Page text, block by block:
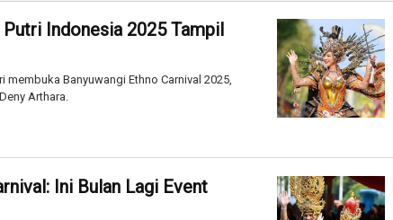
Indonesia 2025 Tampil
membuka Banyuwangi Ethno Carnival 2025,
Arthara.
Ini Bulan Lagi Event